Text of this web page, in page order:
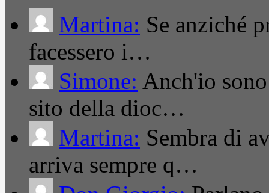
Martina: Se anziché
facessero i…
Simone: Anch'io
sito della dioc…
Martina: Sembra di
arriva sempre q…